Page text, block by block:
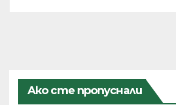
Ако сте пропуснали